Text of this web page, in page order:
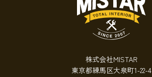
株式会社MISTAR
東京都練馬区大泉町1-22-4